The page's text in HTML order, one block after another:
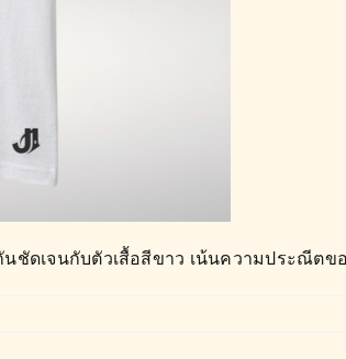
ชัดเจนกับตัวเสื้อสีขาว เน้นความประณีต